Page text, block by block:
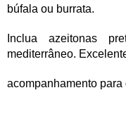
búfala ou burrata.
Inclua azeitonas
mediterrâneo.
acompanhamento